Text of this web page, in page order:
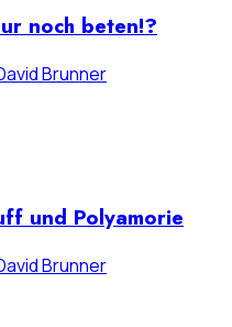
noch beten!?
Brunner
und Polyamorie
Brunner